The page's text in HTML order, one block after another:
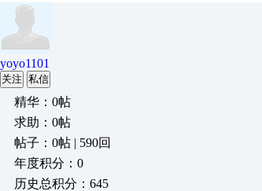
yoyo1101
关注 私信
精华：0帖
求助：0帖
帖子：0帖 | 590回
年度积分：0
历史总积分：645